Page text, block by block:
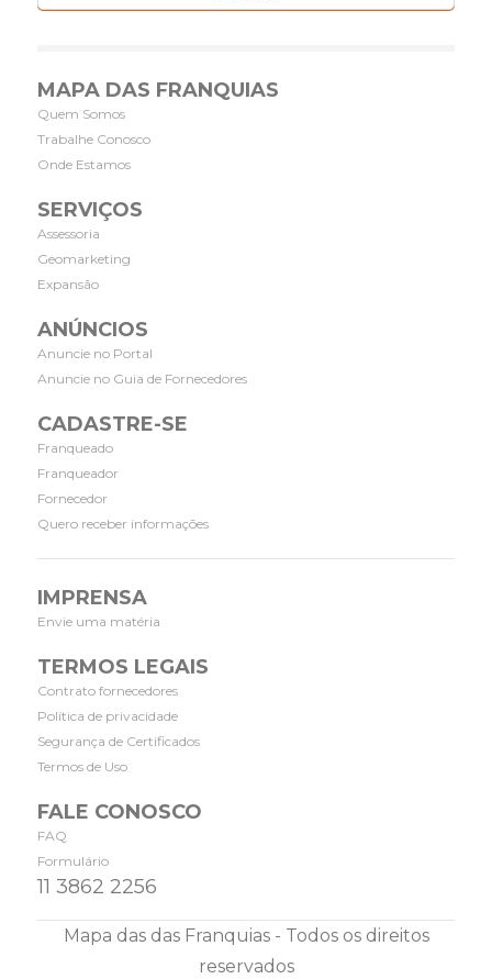
MAPA DAS FRANQUIAS
Quem Somos
Trabalhe Conosco
Onde Estamos
SERVIÇOS
Assessoria
Geomarketing
Expansão
ANÚNCIOS
Anuncie no Portal
Anuncie no Guia de Fornecedores
CADASTRE-SE
Franqueado
Franqueador
Fornecedor
Quero receber informações
IMPRENSA
Envie uma matéria
TERMOS LEGAIS
Contrato fornecedores
Política de privacidade
Segurança de Certificados
Termos de Uso
FALE CONOSCO
FAQ
Formulário
11 3862 2256
Mapa das das Franquias - Todos os direitos
reservados